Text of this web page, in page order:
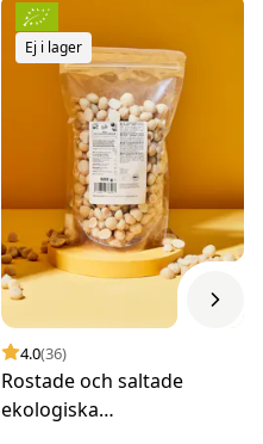
Ej i lager
4.0(36)
Rostade och saltade
ekologiska